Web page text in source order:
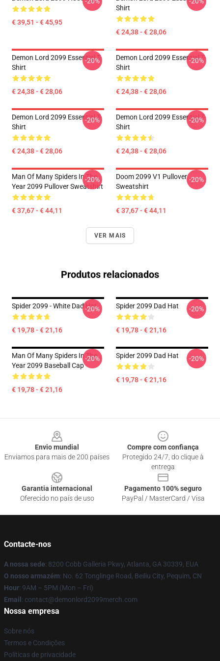
€ 39,51 - € 45,95
Shirt
€ 24,38 - € 28,06
Demon Lord 2099 Essential T-
Shirt
€ 24,38 - € 28,06
-20%
Demon Lord 2099 Essential T-
Shirt
€ 24,38 - € 28,06
-20%
Demon Lord 2099 Essential T-
Shirt
€ 24,38 - € 28,06
-20%
Demon Lord 2099 Essential T-
Shirt
€ 24,38 - € 28,06
-20%
Man Of Many Spiders In The
Year 2099 Pullover Sweatshirt
€ 37,67 - € 44,11
-20%
Doom 2099 V1 Pullover
Sweatshirt
€ 37,67 - € 44,11
-20%
VER MAIS
Produtos relacionados
Spider 2099 - White Dad Hat
€ 19,78 - € 21,16
-20% Spider 2099 Dad Hat
€ 19,78 - € 21,16
-20%
Man Of Many Spiders In The
Year 2099 Baseball Cap
€ 19,78 - € 21,16
-20% Spider 2099 Dad Hat
€ 19,78 - € 21,16
-20%
Envio mundial
Enviamos para mais de 200 países
Compre com confiança
Protegido 24/7, do clique à
entrega
Garantia internacional
Oferecido no país de uso
Pagamento 100% seguro
PayPal / MasterCard / Visa
Contacte-nos
A nossa sede: 8200 Cobb Galleria Pkwy, Atlanta, GA 30339, EUA
O nosso armazém: No. 62 Tonglinge Road, Beiliu City, Pequim, CN
Hour: 9AM – 5PM (Mon – Fri)
Email : contact@demonlord2099merch.com
Nossa empresa
Sobre nós
Termos e Condições
Políticas de privacidade